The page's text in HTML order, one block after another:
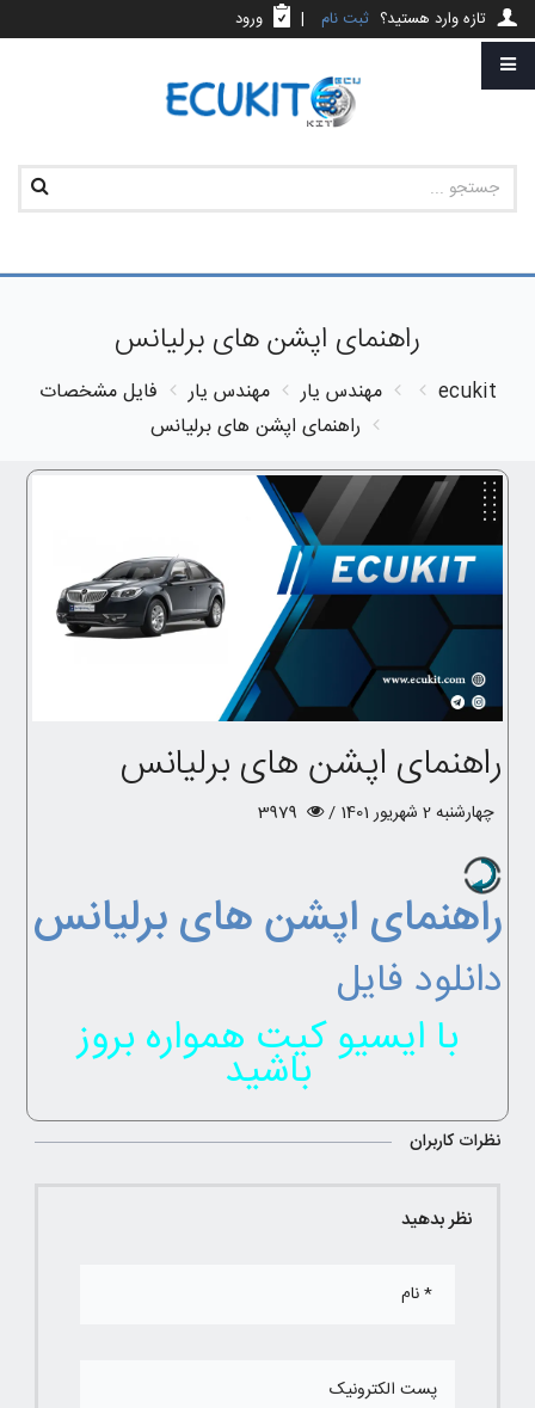
تازه وارد هستید؟ ثبت نام | ورود
راهنمای اپشن های برلیانس
ecukit مهندس یار مهندس یار
فایل مشخصات
راهنمای اپشن های برلیانس
راهنمای اپشن های برلیانس
چهارشنبه 2 شهریور 1401 /
راهنمای اپشن های برلیانس
دانلود فایل
با ایسیو کیت همواره بروز
باشید
نظرات کاربران
نظر بدهید